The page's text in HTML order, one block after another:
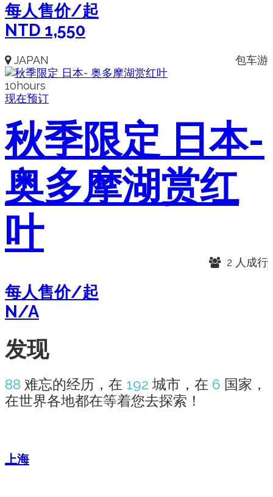
每人售价/起
NTD 1,550
JAPAN
包车游
10hours
现在预订
秋季限定 日本-
奥多摩湖赏红
叶
2 人成行
每人售价/起
N/A
发现
88 难忘的经历，在 192 城市，在 6 国家，
在世界各地都在等着您去探索！
上海